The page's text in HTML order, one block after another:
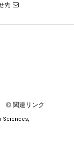
先
関連リンク
Sciences,